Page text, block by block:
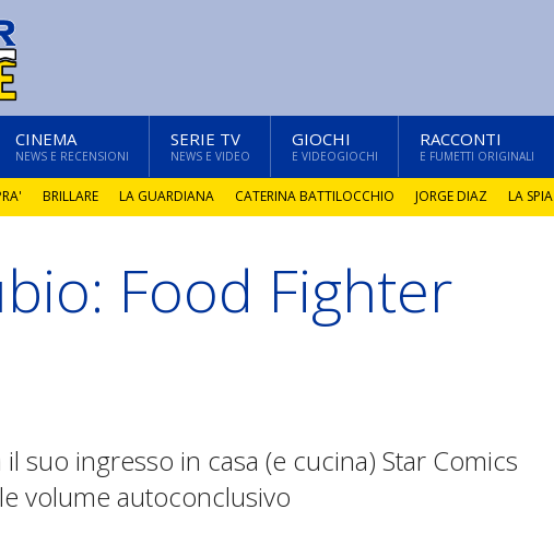
CINEMA
NEWS E RECENSIONI
SERIE TV
NEWS E VIDEO
GIOCHI
E VIDEOGIOCHI
RACCONTI
E FUMETTI ORIGINALI
BRILLARE LA GUARDIANA CATERINA BATTILOCCHIO JORGE DIAZ LA SPIA
Food Fighter
suo ingresso in casa (e cucina) Star Comics
volume autoconclusivo